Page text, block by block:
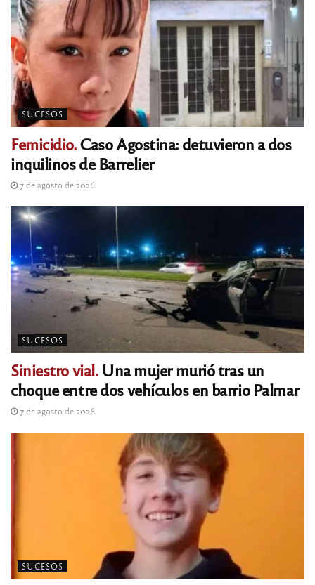
SUCESOS
Femicidio.Caso Agostina: detuvieron a dos
inquilinos de Barrelier
7 de agosto de 2026
SUCESOS
Siniestro vial.Una mujer murió tras un
choque entre dos vehículos en barrio Palmar
7 de agosto de 2026
SUCESOS